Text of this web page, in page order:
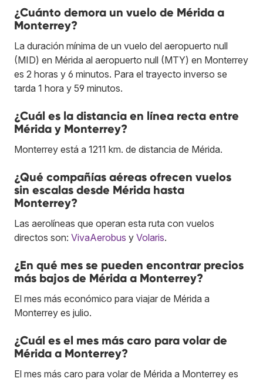
¿Cuánto demora un vuelo de Mérida a
Monterrey?
La duración mínima de un vuelo del aeropuerto null
(MID) en Mérida al aeropuerto null (MTY) en Monterrey
es 2 horas y 6 minutos. Para el trayecto inverso se
tarda 1 hora y 59 minutos.
¿Cuál es la distancia en línea recta entre
Mérida y Monterrey?
Monterrey está a 1211 km. de distancia de Mérida.
¿Qué compañías aéreas ofrecen vuelos
sin escalas desde Mérida hasta
Monterrey?
Las aerolíneas que operan esta ruta con vuelos
directos son: VivaAerobus y Volaris.
¿En qué mes se pueden encontrar precios
más bajos de Mérida a Monterrey?
El mes más económico para viajar de Mérida a
Monterrey es julio.
¿Cuál es el mes más caro para volar de
Mérida a Monterrey?
El mes más caro para volar de Mérida a Monterrey es